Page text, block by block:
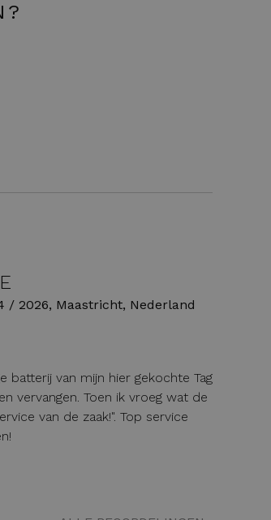
/ 2026, Maastricht, Nederland
batterij van mijn hier gekochte Tag
vervangen. Toen ik vroeg wat de
van de zaak!". Top service